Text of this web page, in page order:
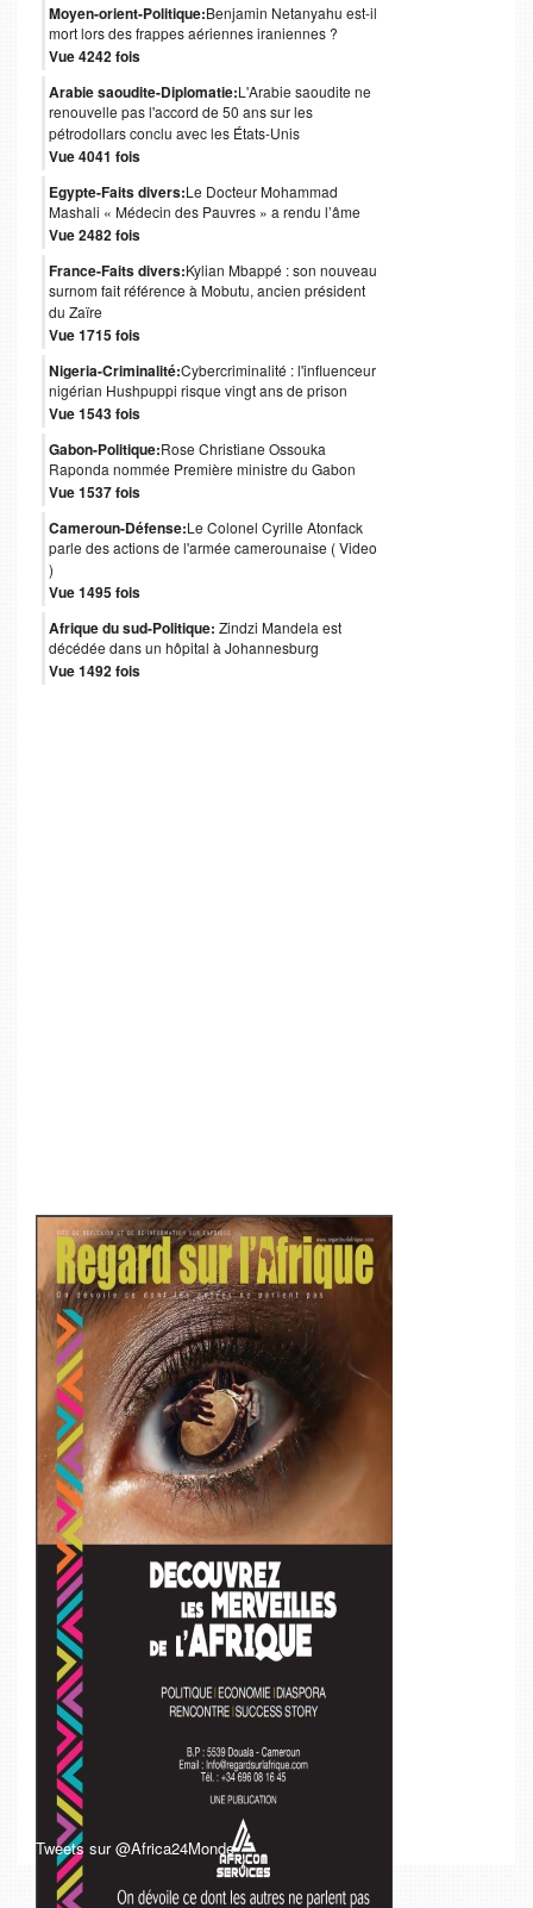
Moyen-orient-Politique:Benjamin Netanyahu est-il
mort lors des frappes aériennes iraniennes ?
Vue 4242 fois
Arabie saoudite-Diplomatie:L'Arabie saoudite ne
renouvelle pas l'accord de 50 ans sur les
pétrodollars conclu avec les États-Unis
Vue 4041 fois
Egypte-Faits divers:Le Docteur Mohammad
Mashali « Médecin des Pauvres » a rendu l’âme
Vue 2482 fois
France-Faits divers:Kylian Mbappé : son nouveau
surnom fait référence à Mobutu, ancien président
du Zaïre
Vue 1715 fois
Nigeria-Criminalité:Cybercriminalité : l'influenceur
nigérian Hushpuppi risque vingt ans de prison
Vue 1543 fois
Gabon-Politique:Rose Christiane Ossouka
Raponda nommée Première ministre du Gabon
Vue 1537 fois
Cameroun-Défense:Le Colonel Cyrille Atonfack
parle des actions de l'armée camerounaise ( Video
)
Vue 1495 fois
Afrique du sud-Politique: Zindzi Mandela est
décédée dans un hôpital à Johannesburg
Vue 1492 fois
Tweets sur @Africa24Monde